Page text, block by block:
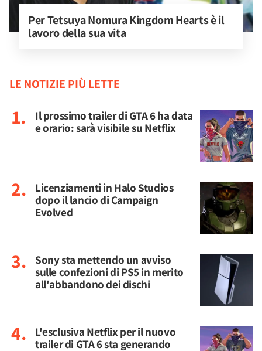
Per Tetsuya Nomura Kingdom Hearts è il
lavoro della sua vita
LE NOTIZIE PIÙ LETTE
Il prossimo trailer di GTA 6 ha data
e orario: sarà visibile su Netflix
Licenziamenti in Halo Studios
dopo il lancio di Campaign
Evolved
Sony sta mettendo un avviso
sulle confezioni di PS5 in merito
all'abbandono dei dischi
L'esclusiva Netflix per il nuovo
trailer di GTA 6 sta generando